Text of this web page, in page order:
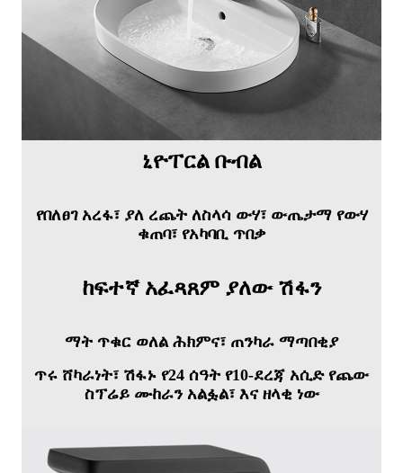
ኒዮፐርል ቡብል
የበለፀገ አረፋ፣ ያለ ረጨት ለስላሳ ውሃ፣ ውጤታማ የውሃ
ቁጠባ፣ የአካባቢ ጥበቃ
ከፍተኛ አፈጻጸም ያለው ሽፋን
ማት ጥቁር ወለል ሕክምና፣ ጠንካራ ማጣበቂያ
ጥሩ ሸካራነት፣ ሽፋኑ የ24 ሰዓት የ10-ደረጃ አሲድ የጨው
ስፕሬይ ሙከራን አልፏል፣ እና ዘላቂ ነው